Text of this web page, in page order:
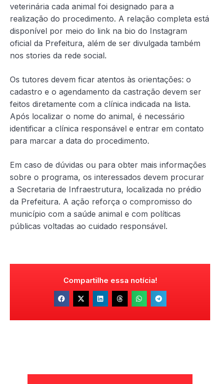
veterinária cada animal foi designado para a
realização do procedimento. A relação completa está
disponível por meio do link na bio do Instagram
oficial da Prefeitura, além de ser divulgada também
nos stories da rede social.
Os tutores devem ficar atentos às orientações: o
cadastro e o agendamento da castração devem ser
feitos diretamente com a clínica indicada na lista.
Após localizar o nome do animal, é necessário
identificar a clínica responsável e entrar em contato
para marcar a data do procedimento.
Em caso de dúvidas ou para obter mais informações
sobre o programa, os interessados devem procurar
a Secretaria de Infraestrutura, localizada no prédio
da Prefeitura. A ação reforça o compromisso do
município com a saúde animal e com políticas
públicas voltadas ao cuidado responsável.
Compartilhe essa notícia!